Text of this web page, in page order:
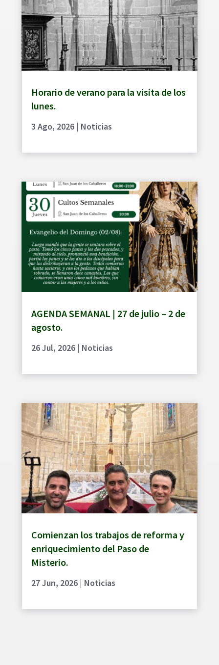
Horario de verano para la visita de los
lunes.
3 Ago, 2026| Noticias
AGENDA SEMANAL | 27 de julio – 2 de
agosto.
26 Jul, 2026| Noticias
Comienzan los trabajos de reforma y
enriquecimiento del Paso de
Misterio.
27 Jun, 2026| Noticias